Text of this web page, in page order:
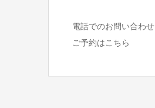
電話でのお問い合わせ
ご予約はこちら